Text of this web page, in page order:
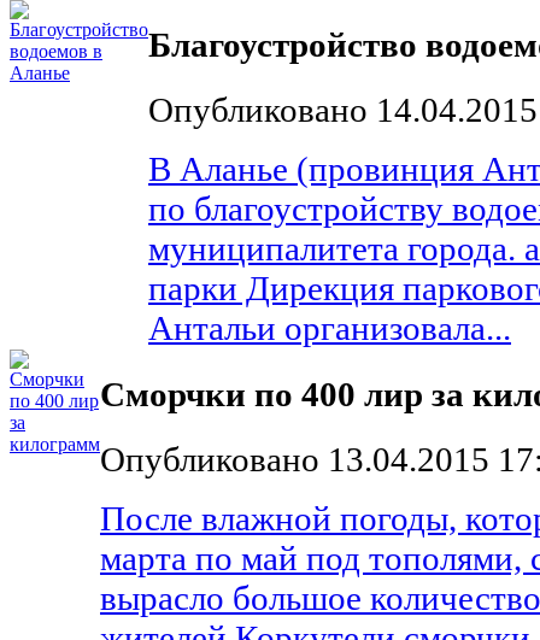
Благоустройство
Опубликовано
В Аланье (провинция
по благоустройству
муниципалитета города.
парки Дирекция
Антальи организовала...
Сморчки по 400 лир за
Опубликовано 13.04.2015
После влажной погоды,
марта по май под тополями,
вырасло большое